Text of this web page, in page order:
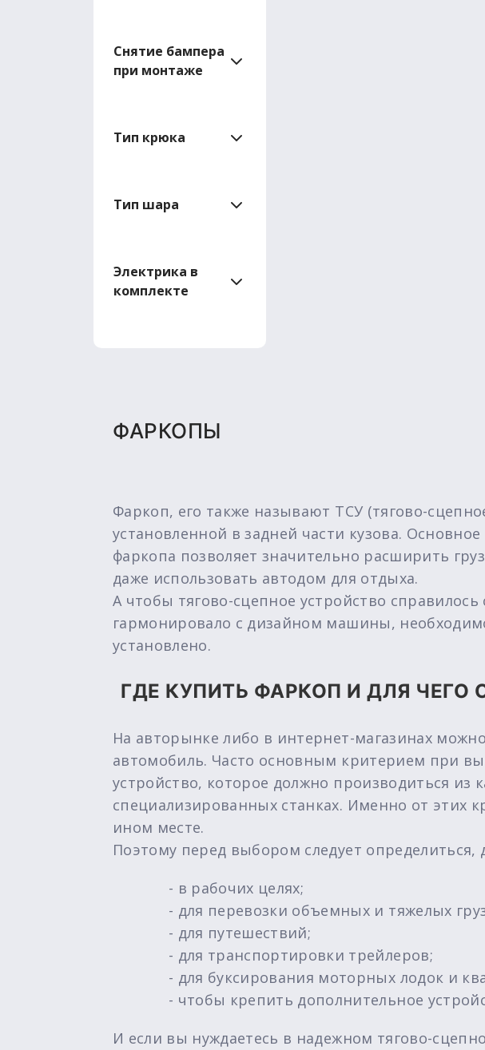
Снятие бампера
при монтаже
Тип крюка
Тип шара
Электрика в
комплекте
ФАРКОПЫ
Фаркоп, его также называют ТСУ (тягово-
установленной в задней части кузова.
фаркопа позволяет значительно расширить
даже использовать автодом для отдыха.
А чтобы тягово-сцепное устройство
гармонировало с дизайном машины,
установлено.
ГДЕ КУПИТЬ ФАРКОП И ДЛЯ ЧЕГО
На авторынке либо в интернет-магазинах
автомобиль. Часто основным критерием при
устройство, которое должно производиться
специализированных станках. Именно от этих
ином месте.
Поэтому перед выбором следует определиться,
- в рабочих целях;
- для перевозки объемных и тяжелых
- для путешествий;
- для транспортировки трейлеров;
- для буксирования моторных лодок и
- чтобы крепить дополнительное
И если вы нуждаетесь в надежном тягово-